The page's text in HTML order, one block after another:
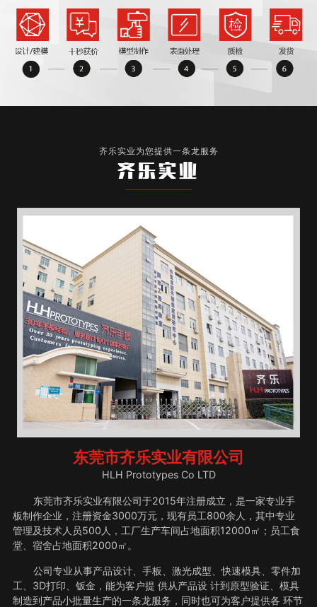
齐乐实业为您提供一条龙服务
齐乐实业
东莞市齐乐实业有限公司
HLH Prototypes Co LTD
东莞市齐乐实业有限公司于2015年注册成立，是一家专业手
板制作企业，注册资金3000万元，现有员工800余人，其中专业
管理及技术人员500人，工厂生产车间占地面积12000㎡；员工食
堂、宿舍占地面积2000㎡。
公司专业从事产品设计、手板、激光成型、快速模具、零件加
工、3D打印、钣金，能为客户提 供从产品设 计到原型验证、模具
制造到产品小批量生产的一条龙服务，同时也可为客户提供各 环节